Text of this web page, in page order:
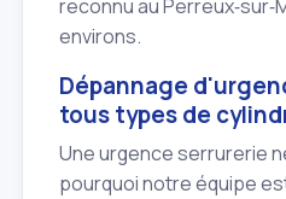
reconnu au
environs.
Dépannage
tous types de
Une urgence serrurerie
pourquoi notre équipe